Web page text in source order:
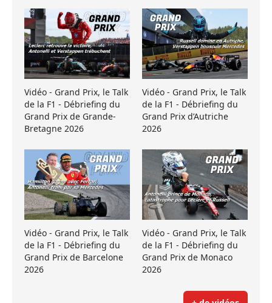
Vidéo - Grand Prix, le Talk
de la F1 - Débriefing du
Grand Prix de Grande-
Bretagne 2026
Vidéo - Grand Prix, le Talk
de la F1 - Débriefing du
Grand Prix d’Autriche
2026
Vidéo - Grand Prix, le Talk
de la F1 - Débriefing du
Grand Prix de Barcelone
2026
Vidéo - Grand Prix, le Talk
de la F1 - Débriefing du
Grand Prix de Monaco
2026